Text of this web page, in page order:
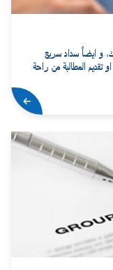
و ايضاً سداد سريع
تقديم المطالبة من راحة